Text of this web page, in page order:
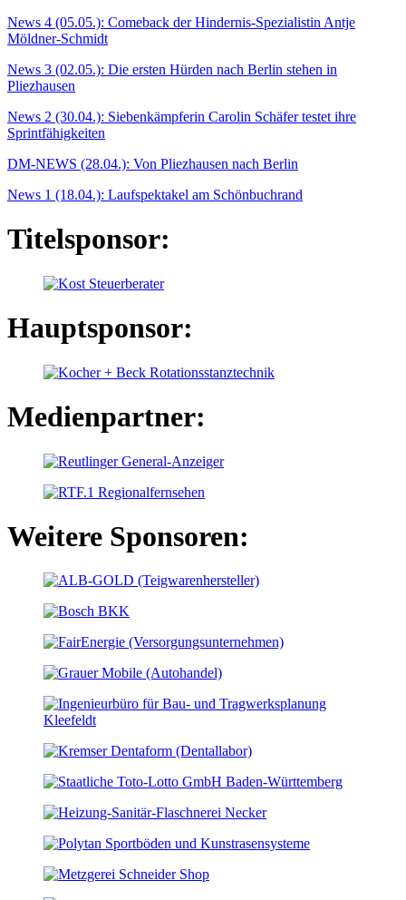
News 4 (05.05.): Comeback der Hindernis-Spezialistin Antje
Möldner-Schmidt
News 3 (02.05.): Die ersten Hürden nach Berlin stehen in
Pliezhausen
News 2 (30.04.): Siebenkämpferin Carolin Schäfer testet ihre
Sprintfähigkeiten
DM-NEWS (28.04.): Von Pliezhausen nach Berlin
News 1 (18.04.): Laufspektakel am Schönbuchrand
Titelsponsor:
Hauptsponsor:
Medienpartner:
Weitere Sponsoren: